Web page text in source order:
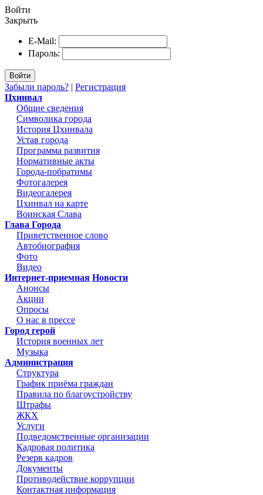
Войти
Закрыть
E-Mail:
Пароль:
Войти
Забыли пароль? | Регистрация
Цхинвал
Общие сведения
Символика города
История Цхинвала
Устав города
Программа развития
Нормативные акты
Города-побратимы
Фотогалерея
Видеогалерея
Цхинвал на карте
Воинская Слава
Глава Города
Приветственное слово
Автобиография
Фото
Видео
Интернет-приемная Новости
Анонсы
Акции
Опросы
О нас в прессе
Город герой
История военных лет
Музыка
Администрация
Структура
График приёма граждан
Правила по благоустройству
Штрафы
ЖКХ
Услуги
Подведомственные организации
Кадровая политика
Резерв кадров
Документы
Противодействие коррупции
Контактная информация